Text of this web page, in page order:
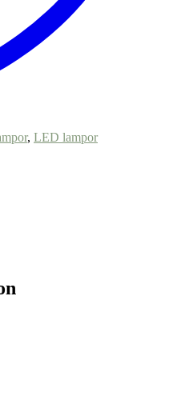
, LED lampor